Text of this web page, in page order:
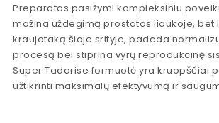
Preparatas pasižymi kompleksiniu
mažina uždegimą prostatos liaukoje, bet
kraujotaką šioje srityje, padeda
procesą bei stiprina vyrų reprodukcinę
Super Tadarise formuotė yra kruopščiai
užtikrinti maksimalų efektyvumą ir